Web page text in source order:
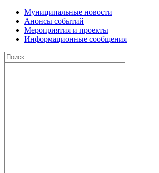
Муниципальные новости
Анонсы событий
Мероприятия и проекты
Информационные сообщения